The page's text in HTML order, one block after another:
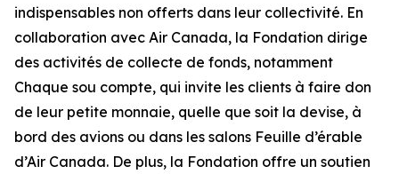
indispensables non offerts dans leur collectivité. En
collaboration avec Air Canada, la Fondation dirige
des activités de collecte de fonds, notamment
Chaque sou compte, qui invite les clients à faire don
de leur petite monnaie, quelle que soit la devise, à
bord des avions ou dans les salons Feuille d’érable
d’Air Canada. De plus, la Fondation offre un soutien